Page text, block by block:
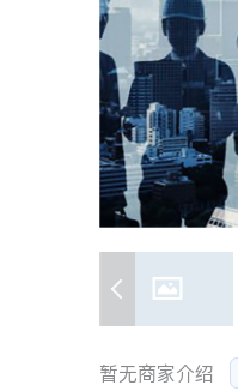
暂无商家介绍